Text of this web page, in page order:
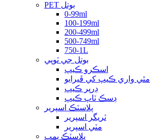
PET بوتل
0-99ml
100-199ml
200-499ml
500-749ml
750-1L
بوتل جي ٽوپي
اسڪرو ڪيپ
مٿي واري ڪيپ کي ڦيرايو
ڊرپر ڪيپ
ڊسڪ ٽاپ ڪيپ
پلاسٽڪ اسپرير
ٽريگر اسپرير
مٽي اسپرير
پلاسٽڪ پمپ